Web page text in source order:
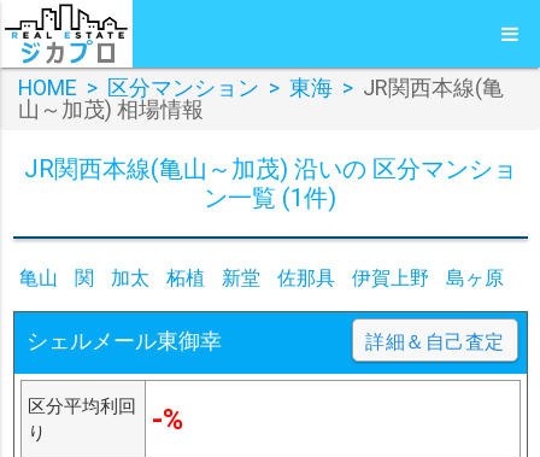
HOME > 区分マンション > 東海 > JR関西本線(亀
山～加茂) 相場情報
JR関西本線(亀山～加茂) 沿いの 区分マンショ
ン一覧 (1件)
亀山 関 加太 柘植 新堂 佐那具 伊賀上野 島ヶ原
シェルメール東御幸 詳細＆自己査定
区分平均利回
り
-%